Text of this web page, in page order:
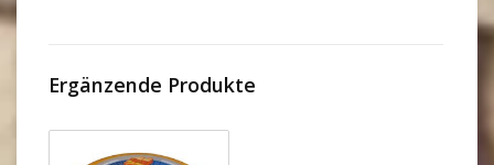
Ergänzende Produkte